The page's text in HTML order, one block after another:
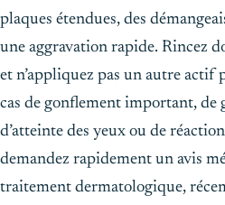
plaques étendues, des
une aggravation rapide. Rincez
et n’appliquez pas un autre actif
cas de gonflement important, de
d’atteinte des yeux ou de
demandez rapidement un avis
traitement dermatologique,